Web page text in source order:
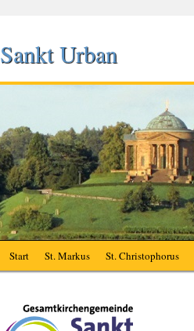
Sankt Urban
Start St. Markus St. Christophorus